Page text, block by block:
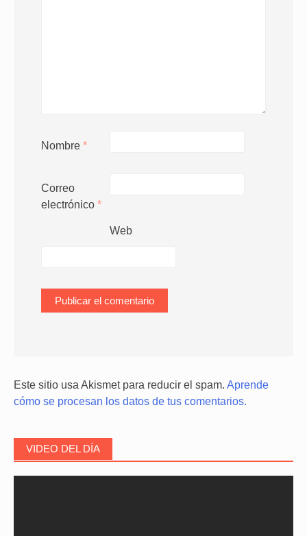
Nombre *
Correo
electrónico *
Web
Este sitio usa Akismet para reducir el spam. Aprende
cómo se procesan los datos de tus comentarios.
VIDEO DEL DÍA